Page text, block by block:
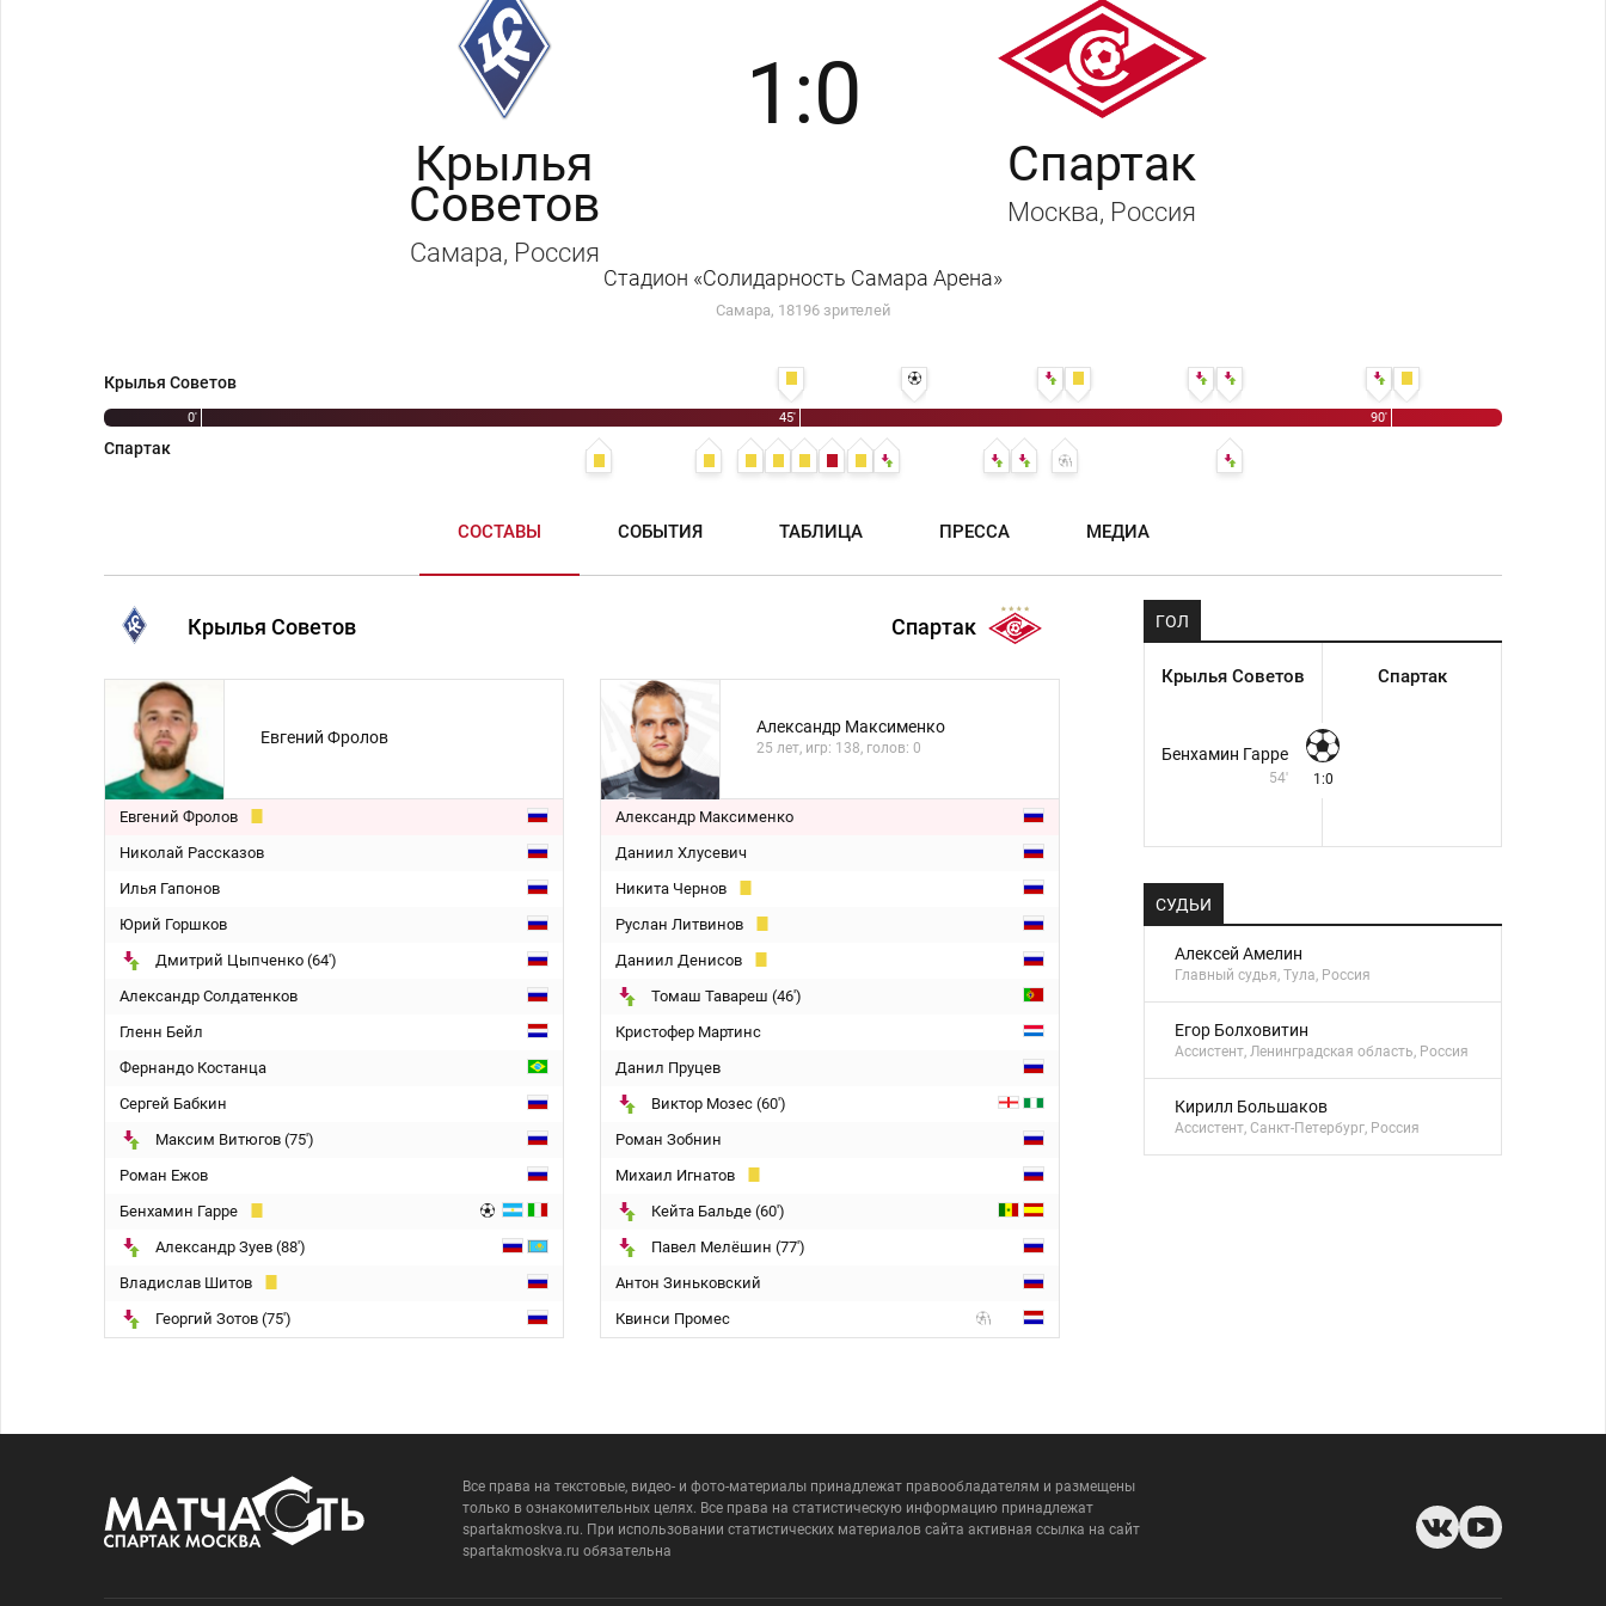
Крылья
Советов
Самара, Россия
1:0
Спартак
Москва, Россия
Стадион «Солидарность Самара Арена»
Самара, 18196 зрителей
0' 45' 90'
Крылья Советов
Спартак
45' Владислав Шитов 54' 1:0 - Бенхамин Гарре 64' Юрий Горшков - Дмитрий Цыпченко
64' Бенхамин Гарре 75' Сергей Бабкин - Максим Витюгов
75' Владислав Шитов - Георгий Зотов
42' Руслан Литвинов
43' Морено Валье
43' Георгий Джикия
43' Георгий Джикия
45' Никита Чернов
46' Даниил Денисов - Томаш Тавареш
60' Данил Пруцев - Виктор Мозес
60' Михаил Игнатов - Кейта Бальде
СОСТАВЫ СОБЫТИЯ ТАБЛИЦА ПРЕССА МЕДИА
Крылья Советов Спартак
Евгений Фролов
Евгений Фролов
Николай Рассказов
Илья Гапонов
Юрий Горшков
Дмитрий Цыпченко (64')
Александр Солдатенков
Гленн Бейл
Фернандо Костанца
Сергей Бабкин
Максим Витюгов (75')
Роман Ежов
Бенхамин Гарре
Александр Зуев (88')
Владислав Шитов
Георгий Зотов (75')
Александр Максименко
25 лет, игр: 138, голов: 0
Александр Максименко
Даниил Хлусевич
Никита Чернов
Руслан Литвинов
Даниил Денисов
Томаш Тавареш (46')
Кристофер Мартинс
Данил Пруцев
Виктор Мозес (60')
Роман Зобнин
Михаил Игнатов
Кейта Бальде (60')
Павел Мелёшин (77')
Антон Зиньковский
Квинси Промес
ГОЛ
Крылья Советов Спартак
Бенхамин Гарре
54' 1:0
СУДЬИ
Алексей Амелин
Главный судья, Тула, Россия
Егор Болховитин
Ассистент, Ленинградская область, Россия
Кирилл Большаков
Ассистент, Санкт-Петербург, Россия
Все права на текстовые, видео- и фото-материалы принадлежат правообладателям и размещены
только в ознакомительных целях. Все права на статистическую информацию принадлежат
spartakmoskva.ru. При использовании статистических материалов сайта активная ссылка на сайт
spartakmoskva.ru обязательна